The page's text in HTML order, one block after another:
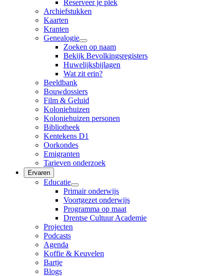
Reserveer je plek
Archiefstukken
Kaarten
Kranten
Genealogie
Zoeken op naam
Bekijk Bevolkingsregisters
Huwelijksbijlagen
Wat zit erin?
Beeldbank
Bouwdossiers
Film & Geluid
Koloniehuizen
Koloniehuizen personen
Bibliotheek
Kentekens D1
Oorkondes
Emigranten
Tarieven onderzoek
Ervaren
Educatie
Primair onderwijs
Voortgezet onderwijs
Programma op maat
Drentse Cultuur Academie
Projecten
Podcasts
Agenda
Koffie & Keuvelen
Bartje
Blogs